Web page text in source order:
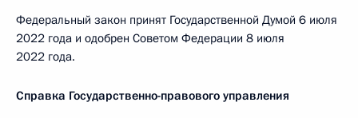
Федеральный закон принят Государственной Думой 6 июля
2022 года и одобрен Советом Федерации 8 июля
2022 года.
Справка Государственно-правового управления